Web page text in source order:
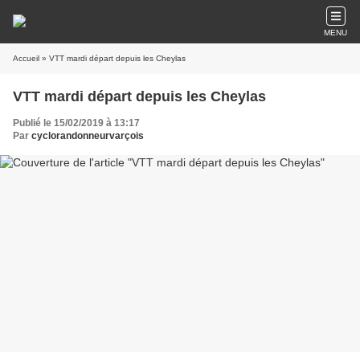
MENU
Accueil » VTT mardi départ depuis les Cheylas
VTT mardi départ depuis les Cheylas
Publié le 15/02/2019 à 13:17
Par cyclorandonneurvarçois